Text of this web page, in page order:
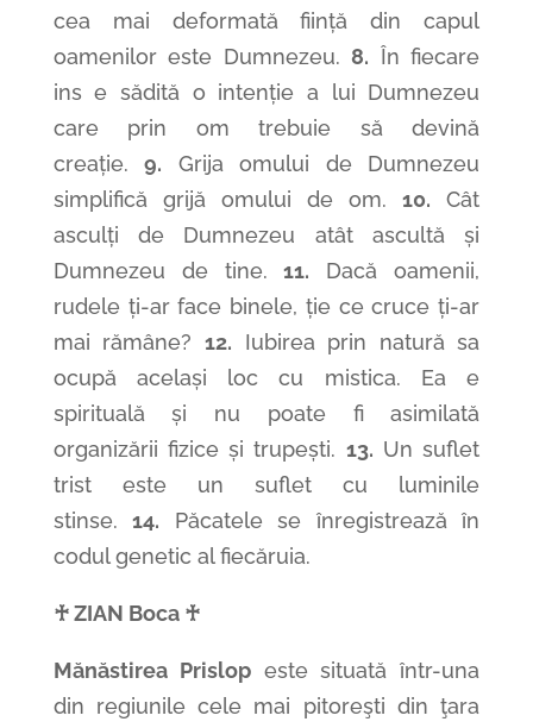
cea mai deformată ființă din capul
oamenilor este Dumnezeu. 8. În fiecare
ins e sădită o intenție a lui Dumnezeu
care prin om trebuie să devină
creație.
9.
Grija omului de Dumnezeu
simplifică grijă omului de om.
10.
Cât
asculți de Dumnezeu atât ascultă și
Dumnezeu de tine.
11.
Dacă oamenii,
rudele ți-ar face binele, ție ce cruce ți-ar
mai rămâne? 12.
Iubirea prin natură sa
ocupă același loc cu mistica. Ea e
spirituală și nu poate fi asimilată
organizării fizice și trupești. 13. Un suflet
trist este un suflet cu luminile
stinse.
14.
Păcatele se înregistrează în
codul genetic al fiecăruia.
♰ ZIAN Boca ♰
Mănăstirea Prislopeste situată într-una
din regiunile cele mai pitoreşti din ţara